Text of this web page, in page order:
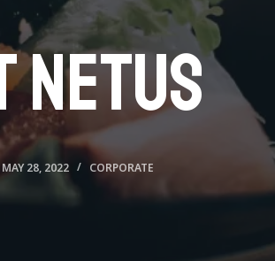
netus
MAY 28, 2022 CORPORATE